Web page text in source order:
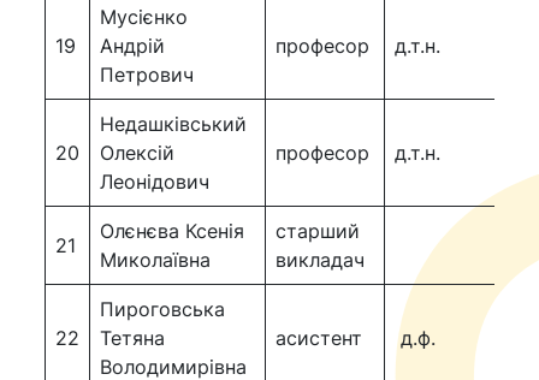
19
Мусієнко
Андрій
Петрович
професор д.т.н.
20
Недашкiвський
Олексій
Леонідович
професор д.т.н.
21
Олєнєва Ксенія
Миколаївна
старший
викладач
22
Пироговська
Тетяна
Володимирівна
асистент д.ф.